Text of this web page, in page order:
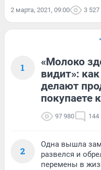
2 марта, 2021, 09:00 3 527
1
«Молоко
видит»:
делают
покупаете
97 980 144
2
Одна вышла
развелся и
перемены в